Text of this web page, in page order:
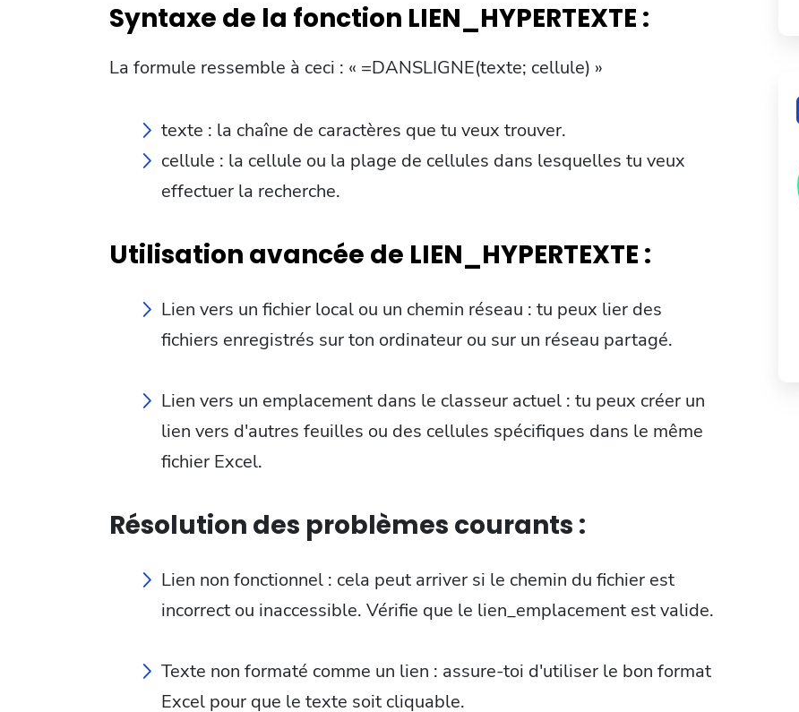
Syntaxe de la fonction LIEN_HYPERTEXTE :
La formule ressemble à ceci : « =DANSLIGNE(texte; cellule) »
texte : la chaîne de caractères que tu veux trouver.
cellule : la cellule ou la plage de cellules dans lesquelles tu veux
effectuer la recherche.
Utilisation avancée de LIEN_HYPERTEXTE :
Lien vers un fichier local ou un chemin réseau : tu peux lier des
fichiers enregistrés sur ton ordinateur ou sur un réseau partagé.
Lien vers un emplacement dans le classeur actuel : tu peux créer un
lien vers d'autres feuilles ou des cellules spécifiques dans le même
fichier Excel.
Résolution des problèmes courants :
Lien non fonctionnel : cela peut arriver si le chemin du fichier est
incorrect ou inaccessible. Vérifie que le lien_emplacement est valide.
Texte non formaté comme un lien : assure-toi d'utiliser le bon format
Excel pour que le texte soit cliquable.